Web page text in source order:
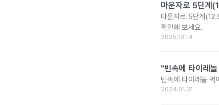
마운자로 5단계
마운자로 5단계
확인해 보세요.
2025.10.14
"빈속에 타이레
빈속에 타이레놀 먹
2024.01.31